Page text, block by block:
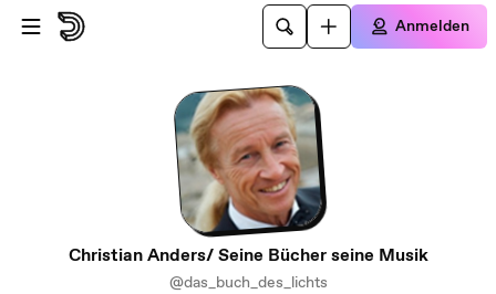
Zum Hauptinhalt springen
Anmelden
Christian Anders/ Seine Bücher seine Musik
@das_buch_des_lichts